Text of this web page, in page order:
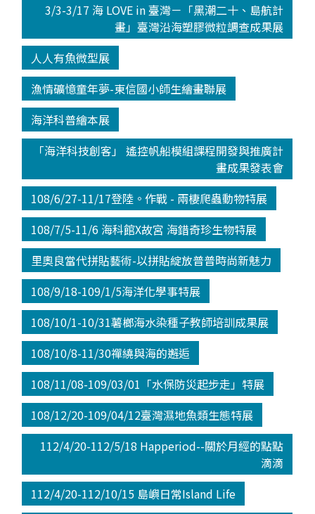
3/3-3/17 海 LOVE in 臺灣－「黑潮二十、島航計
畫」臺灣沿海塑膠微粒調查成果展
人人有魚微型展
漁情礦憶童年夢-東信國小師生繪畫聯展
海洋科普繪本展
「海洋科技創客」 遙控帆船模組課程開發與推廣計
畫成果發表會
108/6/27-11/17登陸。作戰 - 兩棲爬蟲動物特展
108/7/5-11/6 海科館X故宮 海錯奇珍生物特展
里奧良當代拼貼藝術-以拼貼綻放普普時尚新魅力
108/9/18-109/1/5海洋化學事特展
108/10/1-10/31薯榔海水染種子教師培訓成果展
108/10/8-11/30禪繞與海的邂逅
108/11/08-109/03/01「水保防災起步走」特展
108/12/20-109/04/12臺灣濕地魚類生態特展
112/4/20-112/5/18 Happeriod--關於月經的點點
滴滴
112/4/20-112/10/15 島嶼日常Island Life